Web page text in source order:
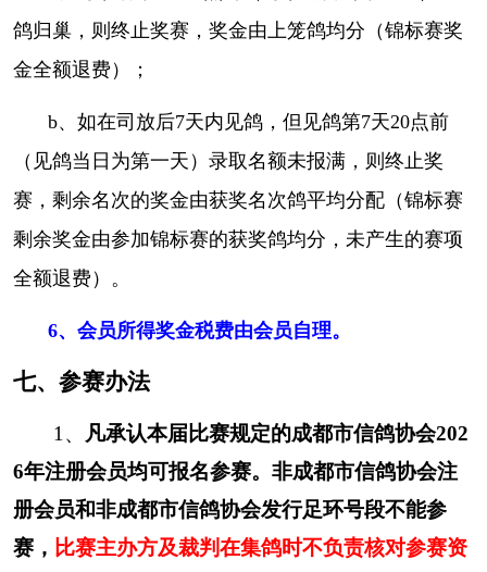
绩，不退费（含锦标赛）。 {省鸽协发行1一1万
号、成都市信鸽协会2014年发行成立30周年纪
建国70周年纪念环、爱心环可参赛}。会员参赛
信鸽佩戴的须是成都市信鸽协会发行号段，
2023年以前（不含2023年）足环不限。
2、足环损坏不完整、残缺不全者不得参加
比赛，不得佩戴除比赛指定用电子环外的双环及
息，违者，按照比赛作弊处理。本届比赛所有赛
鸽以防揭动条密封足环和电子环，验鸽时防揭动
条缺失、被揭动受损之鸽成绩判定无效。市鸽协
不接受由此引起的仲裁申请。
3、报名者已匹配的现场打印竞翔单，未匹
配的须填写一式两份信鸽比赛报名表。填写应字
迹清楚、工整。鸽棚、经纬度地址、联系电话等
鸽归巢，则终止奖赛，奖金由上笼鸽均分（锦标赛奖
金全额退费）；
b、如在司放后7天内见鸽，但见鸽第7天20点前
（见鸽当日为第一天）录取名额未报满，则终止奖
赛，剩余名次的奖金由获奖名次鸽平均分配（锦标赛
剩余奖金由参加锦标赛的获奖鸽均分，未产生的赛项
全额退费）。
6、会员所得奖金税费由会员自理。
七、参赛办法
1、 凡承认本届比赛规定的成都市信鸽协会202
6年注册会员均可报名参赛。 非成都市信鸽协会注
册会员和非成都市信鸽协会发行足环号段不能参
赛， 比赛主办方及裁判在集鸽时不负责核对参赛资